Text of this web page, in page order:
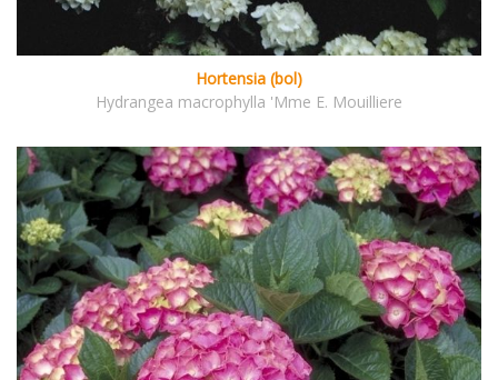
Hortensia (bol)
Hydrangea macrophylla 'Mme E. Mouilliere